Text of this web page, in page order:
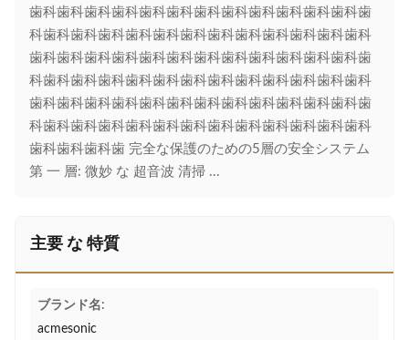
歯科歯科歯科歯科歯科歯科歯科歯科歯科歯科歯科歯科歯
科歯科歯科歯科歯科歯科歯科歯科歯科歯科歯科歯科歯科
歯科歯科歯科歯科歯科歯科歯科歯科歯科歯科歯科歯科歯
科歯科歯科歯科歯科歯科歯科歯科歯科歯科歯科歯科歯科
歯科歯科歯科歯科歯科歯科歯科歯科歯科歯科歯科歯科歯
科歯科歯科歯科歯科歯科歯科歯科歯科歯科歯科歯科歯科
歯科歯科歯科歯 完全な保護のための5層の安全システム
第 一 層: 微妙 な 超音波 清掃 ...
主要 な 特質
ブランド名:
acmesonic